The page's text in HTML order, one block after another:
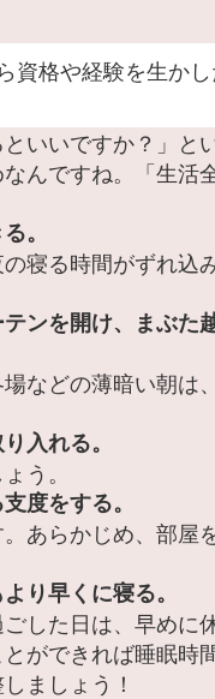
資格や経験を生か
いいですか？」と
んですね。「生活
。
寝る時間がずれ込
ンを開け、まぶた
などの薄暗い朝は
入れる。
う。
度をする。
あらかじめ、部屋
り早くに寝る。
した日は、早めに
ができれば睡眠時
ましょう！